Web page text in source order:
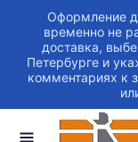
Оформление
временно не
доставка,
Петербурге и
комментариях к